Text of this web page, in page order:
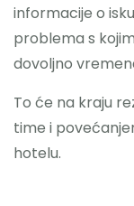
informacije o
problema s
dovoljno
To će na kraju
time i
hotelu.